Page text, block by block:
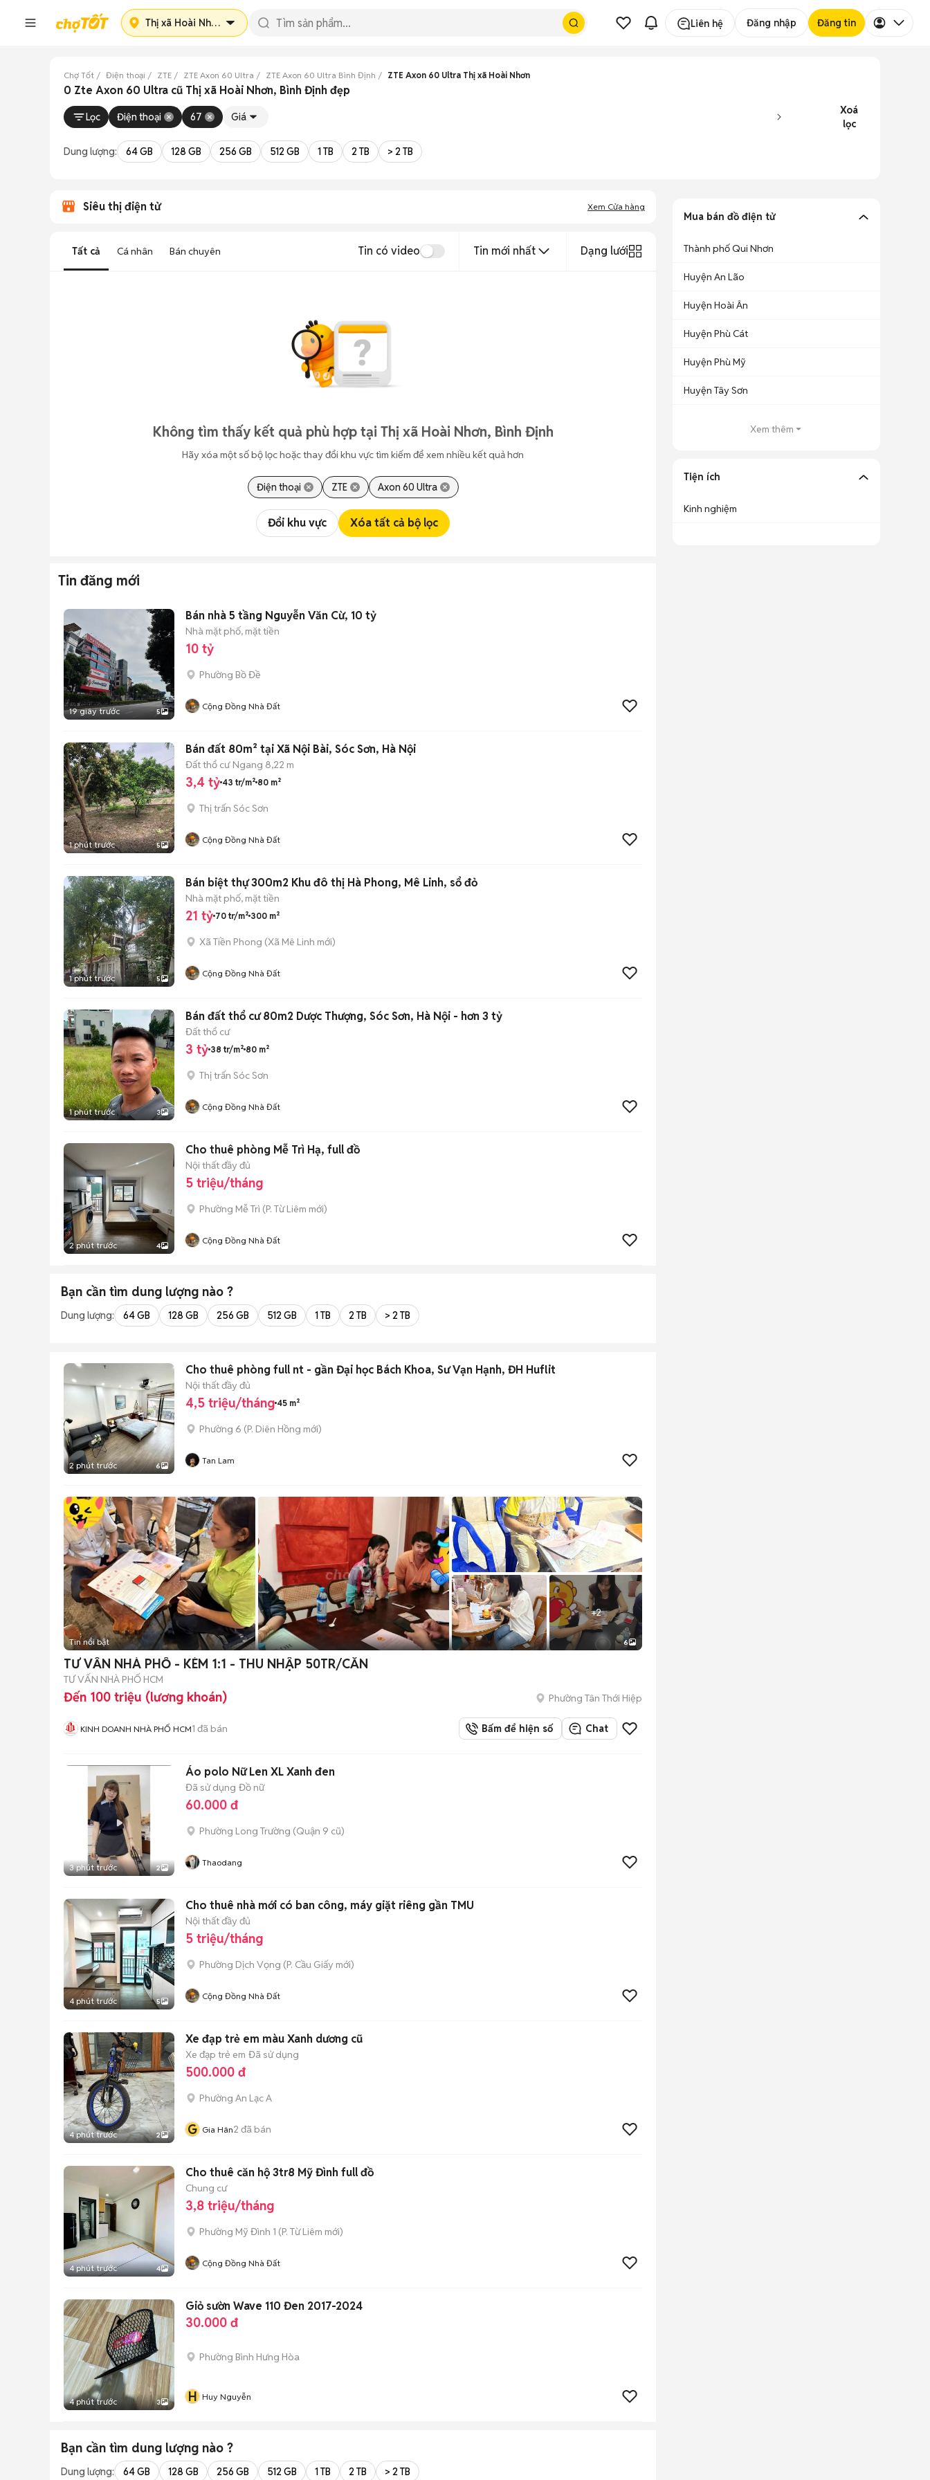
Thị xã Hoài Nhơn Liên hệ Đăng nhập Đăng tin
Chợ Tốt Điện thoại ZTE ZTE Axon 60 Ultra ZTE Axon 60 Ultra Bình Định ZTE Axon 60 Ultra Thị xã Hoài Nhơn
0 Zte Axon 60 Ultra cũ Thị xã Hoài Nhơn, Bình Định đẹp
Lọc Điện thoại 67 Giá
Xoá
lọc
Dung lượng: 64 GB 128 GB 256 GB 512 GB 1 TB 2 TB > 2 TB
Siêu thị điện tử Xem Cửa hàng
Tất cả Cá nhân Bán chuyên Tin có video Tin mới nhất Dạng lưới
Không tìm thấy kết quả phù hợp tại Thị xã Hoài Nhơn, Bình Định
Hãy xóa một số bộ lọc hoặc thay đổi khu vực tìm kiếm để xem nhiều kết quả hơn
Điện thoại ZTE Axon 60 Ultra
Đổi khu vực Xóa tất cả bộ lọc
Tin đăng mới
19 giây trước 5
Bán nhà 5 tầng Nguyễn Văn Cừ, 10 tỷ
Nhà mặt phố, mặt tiền
10 tỷ
Phường Bồ Đề
Cộng Đồng Nhà Đất
1 phút trước 5
Bán đất 80m² tại Xã Nội Bài, Sóc Sơn, Hà Nội
Đất thổ cư Ngang 8,22 m
3,4 tỷ 43 tr/m² 80 m²
Thị trấn Sóc Sơn
Cộng Đồng Nhà Đất
1 phút trước 5
Bán biệt thự 300m2 Khu đô thị Hà Phong, Mê Linh, sổ đỏ
Nhà mặt phố, mặt tiền
21 tỷ 70 tr/m² 300 m²
Xã Tiền Phong (Xã Mê Linh mới)
Cộng Đồng Nhà Đất
1 phút trước 3
Bán đất thổ cư 80m2 Dược Thượng, Sóc Sơn, Hà Nội - hơn 3 tỷ
Đất thổ cư
3 tỷ 38 tr/m² 80 m²
Thị trấn Sóc Sơn
Cộng Đồng Nhà Đất
2 phút trước 4
Cho thuê phòng Mễ Trì Hạ, full đồ
Nội thất đầy đủ
5 triệu/tháng
Phường Mễ Trì (P. Từ Liêm mới)
Cộng Đồng Nhà Đất
Bạn cần tìm dung lượng nào ?
Dung lượng: 64 GB 128 GB 256 GB 512 GB 1 TB 2 TB > 2 TB
2 phút trước 6
Cho thuê phòng full nt - gần Đại học Bách Khoa, Sư Vạn Hạnh, ĐH Huflit
Nội thất đầy đủ
4,5 triệu/tháng 45 m²
Phường 6 (P. Diên Hồng mới)
Tan Lam
+2
Tin nổi bật 6
TƯ VẤN NHÀ PHỐ - KÈM 1:1 - THU NHẬP 50TR/CĂN
TƯ VẤN NHÀ PHỐ HCM
Đến 100 triệu (lương khoán) Phường Tân Thới Hiệp
KINH DOANH NHÀ PHỐ HCM1 đã bán Bấm để hiện số Chat
3 phút trước 2
Áo polo Nữ Len XL Xanh đen
Đã sử dụng Đồ nữ
60.000 đ
Phường Long Trường (Quận 9 cũ)
Thaodang
4 phút trước 5
Cho thuê nhà mới có ban công, máy giặt riêng gần TMU
Nội thất đầy đủ
5 triệu/tháng
Phường Dịch Vọng (P. Cầu Giấy mới)
Cộng Đồng Nhà Đất
4 phút trước 2
Xe đạp trẻ em màu Xanh dương cũ
Xe đạp trẻ em Đã sử dụng
500.000 đ
Phường An Lạc A
G Gia Hân2 đã bán
4 phút trước 4
Cho thuê căn hộ 3tr8 Mỹ Đình full đồ
Chung cư
3,8 triệu/tháng
Phường Mỹ Đình 1 (P. Từ Liêm mới)
Cộng Đồng Nhà Đất
4 phút trước 3
Giỏ sườn Wave 110 Đen 2017-2024
30.000 đ
Phường Bình Hưng Hòa
H Huy Nguyễn
Bạn cần tìm dung lượng nào ?
Dung lượng: 64 GB 128 GB 256 GB 512 GB 1 TB 2 TB > 2 TB
Mua bán đồ điện tử
Thành phố Qui Nhơn
Huyện An Lão
Huyện Hoài Ân
Huyện Phù Cát
Huyện Phù Mỹ
Huyện Tây Sơn
Xem thêm
Tiện ích
Kinh nghiệm